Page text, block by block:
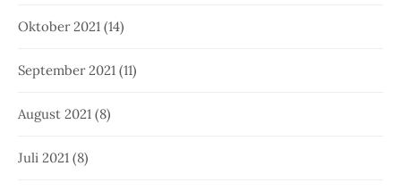
Oktober 2021 (14)
September 2021 (11)
August 2021 (8)
Juli 2021 (8)